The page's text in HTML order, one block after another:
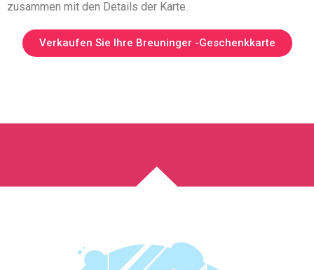
zusammen mit den Details der Karte.
Verkaufen Sie Ihre Breuninger -Geschenkkarte